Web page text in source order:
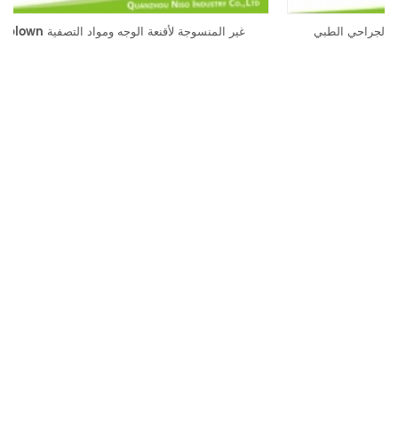
شريط على شكل الأنف للتخلص من قناع الوجه الجراحي الطبي